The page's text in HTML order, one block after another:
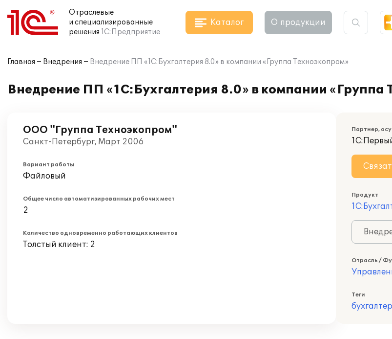
Отраслевые
и специализированные
решения 1С:Предприятие
Каталог О продукции
Главная Внедрения Внедрение ПП «1C:Бухгалтерия 8.0» в компании «Группа Техноэкопром»
Внедрение ПП «1C:Бухгалтерия 8.0» в компании «Группа
ООО "Группа Техноэкопром"
Санкт-Петербург, Март 2006
Вариант работы
Файловый
Общее число автоматизированных рабочих мест
2
Количество одновременно работающих клиентов
Толстый клиент: 2
Партнер,
Продукт
Отрасль /
Теги